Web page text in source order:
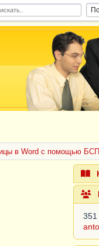
в Word с помощью БСП
351